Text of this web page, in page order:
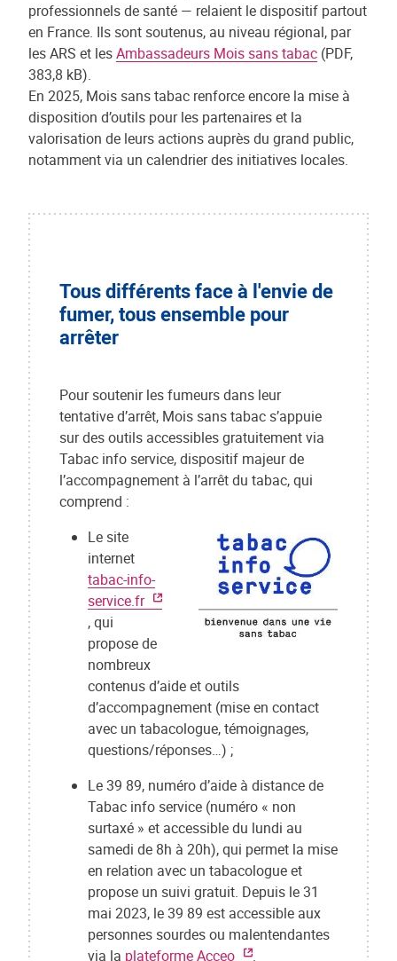
professionnels de santé — relaient le dispositif partout
en France. Ils sont soutenus, au niveau régional, par
les ARS et lesAmbassadeurs Mois sans tabac (PDF,
383,8 kB).
En 2025, Mois sans tabac renforce encore la mise à
disposition d’outils pour les partenaires et la
valorisation de leurs actions auprès du grand public,
notamment via un calendrier des initiatives locales.
Tous différents face à l'envie de
fumer, tous ensemble pour
arrêter
Pour soutenir les fumeurs dans leur
tentative d’arrêt, Mois sans tabac s’appuie
sur des outils accessibles gratuitement via
Tabac info service, dispositif majeur de
l’accompagnement à l’arrêt du tabac, qui
comprend :
Le site
internet
tabac-info-
service.fr
, qui
propose de
nombreux
contenus d’aide et outils
d’accompagnement (mise en contact
avec un tabacologue, témoignages,
questions/réponses…) ;
Le 39 89, numéro d’aide à distance de
Tabac info service (numéro « non
surtaxé » et accessible du lundi au
samedi de 8h à 20h), qui permet la mise
en relation avec un tabacologue et
propose un suivi gratuit. Depuis le 31
mai 2023, le 39 89 est accessible aux
personnes sourdes ou malentendantes
via la plateforme Acceo .